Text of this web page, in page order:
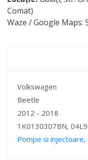
Comat)
Waze / Google Maps:
Specificații
Volkswagen
Beetle
2012 - 2018
1K0130307BN,
Pompe si injectoare,